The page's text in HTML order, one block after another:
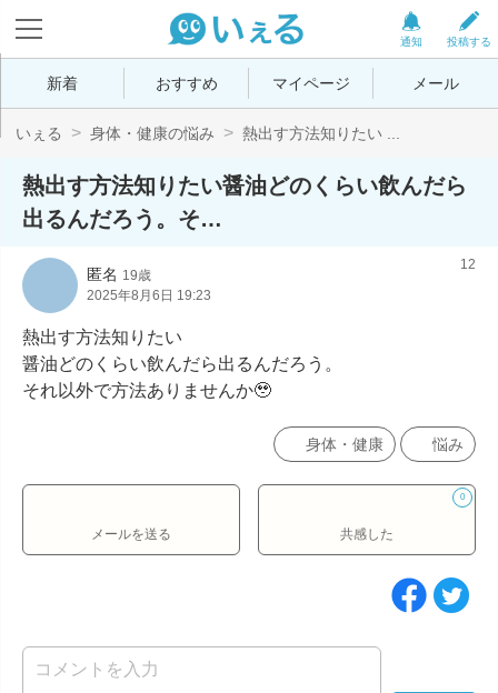
投稿する
通知
新着 おすすめ マイページ メール
いぇる 身体・健康の悩み 熱出す方法知りたい ...
熱出す方法知りたい醤油どのくらい飲んだら
出るんだろう。そ…
匿名 19歳
2025年8月6日 19:23
12
熱出す方法知りたい
醤油どのくらい飲んだら出るんだろう。
それ以外で方法ありませんか🥹
身体・健康 悩み
メールを送る
0
共感した